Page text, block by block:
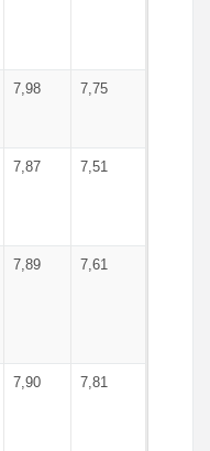
7,98 7,75
7,87 7,51
7,89 7,61
7,90 7,81